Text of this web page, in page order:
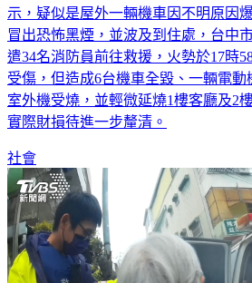
示，疑似是屋外一輛機車因不明原因
冒出恐怖黑煙，並波及到住處，台中
遣34名消防員前往救援，火勢於17時
受傷，但造成6台機車全毀、一輛電
室外機受燒，並輕微延燒1樓客廳及2
實際財損待進一步釐清。
社會